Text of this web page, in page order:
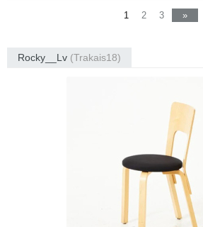
1 2 3 »
Rocky__Lv (Trakais18)